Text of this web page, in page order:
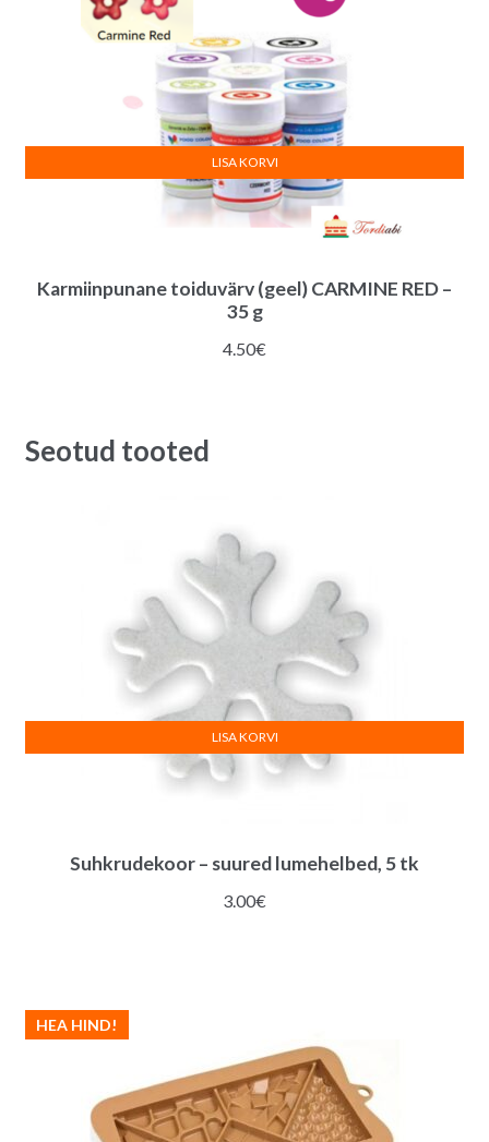
Karmiinpunane toiduvärv (geel) CARMINE RED –
35 g
4.50€
LISA KORVI
Seotud tooted
Suhkrudekoor – suured lumehelbed, 5 tk
3.00€
LISA KORVI
HEA HIND!